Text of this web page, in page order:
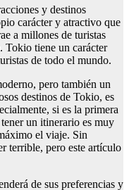
y destinos
carácter y atractivo que
a millones de turistas
Tokio tiene un carácter
de todo el mundo.
pero también un
destinos de Tokio, es
si es la primera
un itinerario es muy
el viaje. Sin
terrible, pero este artículo
de sus preferencias y